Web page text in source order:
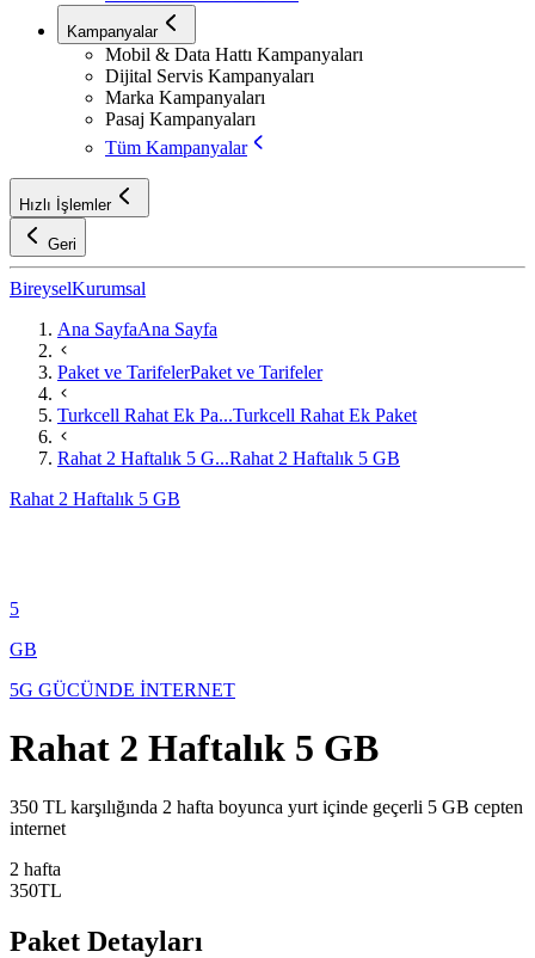
Kampanyalar
Mobil & Data Hattı Kampanyaları
Dijital Servis Kampanyaları
Marka Kampanyaları
Pasaj Kampanyaları
Tüm Kampanyalar
Hızlı İşlemler
Geri
BireyselKurumsal
Ana SayfaAna Sayfa
Paket ve TarifelerPaket ve Tarifeler
Turkcell Rahat Ek Pa...Turkcell Rahat Ek Paket
Rahat 2 Haftalık 5 G...Rahat 2 Haftalık 5 GB
Rahat 2 Haftalık 5 GB
5
GB
5G GÜCÜNDE İNTERNET
Rahat 2 Haftalık 5 GB
​​​​​350 TL karşılığında 2 hafta boyunca yurt içinde geçerli 5 GB cepten
internet​
2 hafta
350TL
Paket Detayları